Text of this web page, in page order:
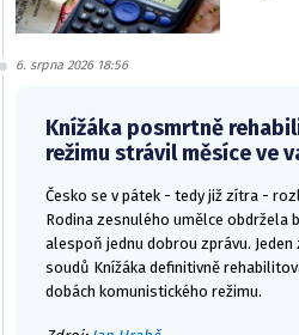
6. srpna 2026 18:56
Knížáka posmrtně
režimu strávil měsíce ve
Česko se v pátek - tedy již zítra -
Rodina zesnulého umělce obdržela
alespoň jednu dobrou zprávu. Jeden
soudů Knížáka definitivně
dobách komunistického režimu.